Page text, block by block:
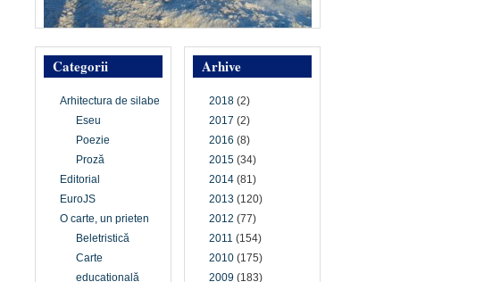
Arhive
2018 (2)
2017 (2)
2016 (8)
2015 (34)
2014 (81)
2013 (120)
2012 (77)
2011 (154)
2010 (175)
2009 (183)
Categorii
Arhitectura de silabe
Eseu
Poezie
Proză
Editorial
EuroJS
O carte, un prieten
Beletristică
Carte
educațională